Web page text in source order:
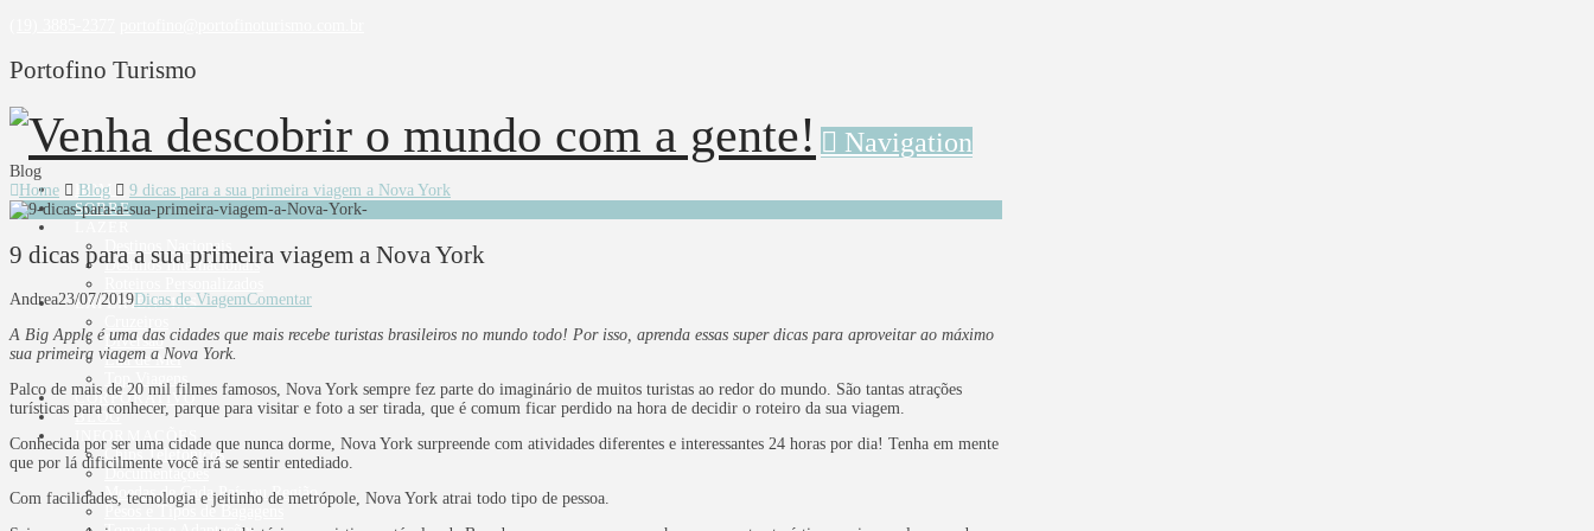
Portofino Turismo
Navigation
HOME
SOBRE
Destinos Nacionais
Destinos Internacionais
EXPERIÊNCIAS
Diversão
Lua de Mel
CORPORATIVO
BLOG
INFORMAÇÕES
Chips Telefônicos
Documentações
Moedas de Cada País ou Região
Pesos e Tipos de Bagagens
Blog
Home
Blog 9 dicas para a sua primeira viagem a Nova York
9 dicas para a sua primeira viagem a Nova York
Andrea23/07/2019Dicas de ViagemComentar
A Big Apple é uma das cidades que mais recebe turistas brasileiros no mundo todo! Por isso, aprenda essas super dicas para aproveitar ao máximo
sua primeira viagem a Nova York.
Palco de mais de 20 mil filmes famosos, Nova York sempre fez parte do imaginário de muitos turistas ao redor do mundo. São tantas atrações
turísticas para conhecer, parque para visitar e foto a ser tirada, que é comum ficar perdido na hora de decidir o roteiro da sua viagem.
Conhecida por ser uma cidade que nunca dorme, Nova York surpreende com atividades diferentes e interessantes 24 horas por dia! Tenha em mente
que por lá dificilmente você irá se sentir entediado.
Com facilidades, tecnologia e jeitinho de metrópole, Nova York atrai todo tipo de pessoa.